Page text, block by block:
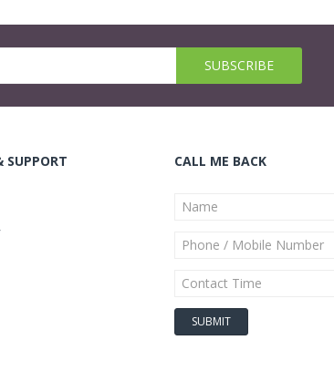
SUPPORT CALL ME BACK